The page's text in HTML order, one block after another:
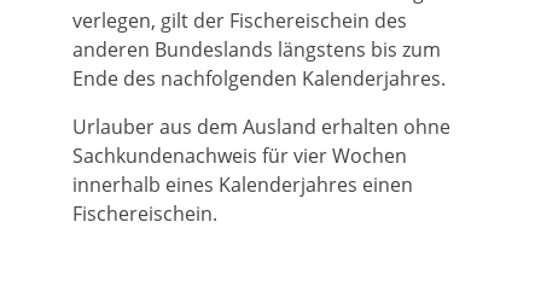
verlegen, gilt der Fischereischein des
anderen Bundeslands längstens bis zum
Ende des nachfolgenden Kalenderjahres.
Urlauber aus dem Ausland erhalten ohne
Sachkundenachweis für vier Wochen
innerhalb eines Kalenderjahres einen
Fischereischein.